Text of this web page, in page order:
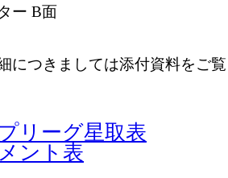
ー B面
につきましては添付資料をご
リーグ星取表
ント表